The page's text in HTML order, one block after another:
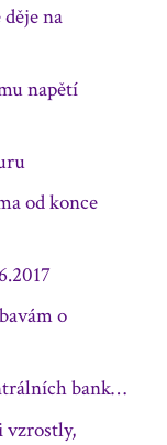
na
napětí
od konce
o
bank…
vzrostly,